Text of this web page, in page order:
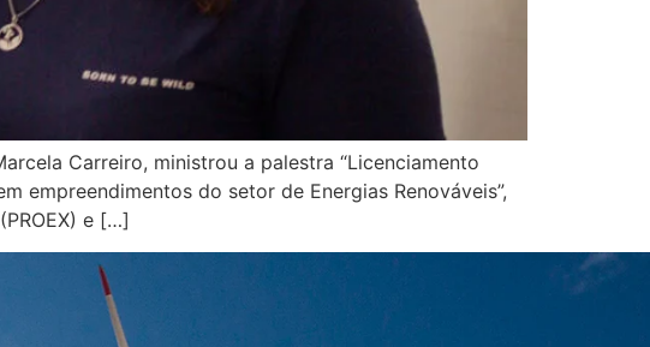
Carreiro, ministrou a palestra “Licenciamento
empreendimentos do setor de Energias Renováveis”,
e […]